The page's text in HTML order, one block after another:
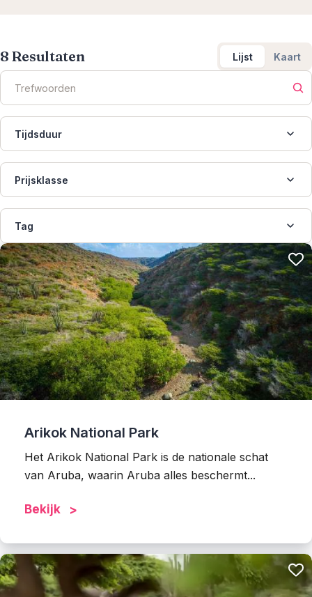
8 Resultaten Lijst Kaart
Tijdsduur
Prijsklasse
Tag
Arikok National Park
Het Arikok National Park is de nationale schat
van Aruba, waarin Aruba alles beschermt...
Bekijk